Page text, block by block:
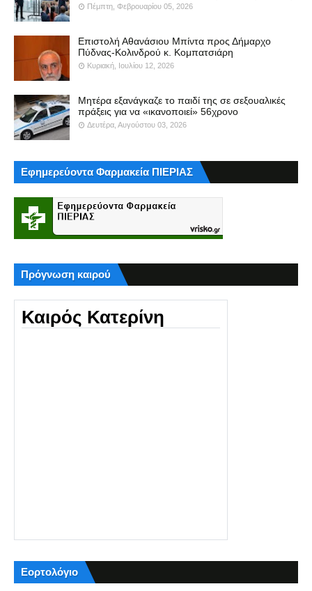
Πέμπτη, Φεβρουαρίου 05, 2026
Επιστολή Αθανάσιου Μπίντα προς Δήμαρχο
Πύδνας-Κολινδρού κ. Κομπατσιάρη
Κυριακή, Ιουλίου 12, 2026
Μητέρα εξανάγκαζε το παιδί της σε σεξουαλικές
πράξεις για να «ικανοποιεί» 56χρονο
Δευτέρα, Αυγούστου 03, 2026
Εφημερεύοντα Φαρμακεία ΠΙΕΡΙΑΣ
Πρόγνωση καιρού
Καιρός Κατερίνη
Εορτολόγιο